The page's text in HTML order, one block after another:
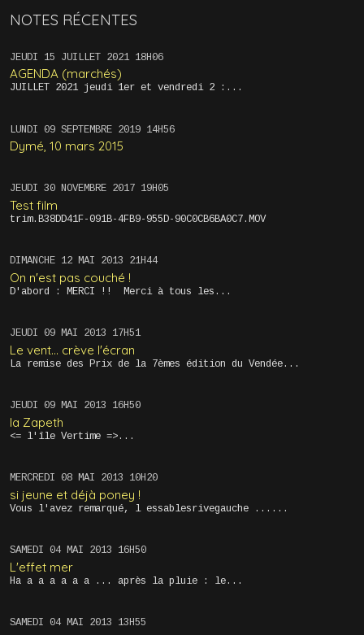
NOTES RÉCENTES
JEUDI 15 JUILLET 2021 18H06
AGENDA (marchés)
JUILLET 2021 jeudi 1er et vendredi 2 :...
LUNDI 09 SEPTEMBRE 2019 14H56
Dymé, 10 mars 2015
JEUDI 30 NOVEMBRE 2017 19H05
Test film
trim.B38DD41F-091B-4FB9-955D-90C0CB6BA0C7.MOV
DIMANCHE 12 MAI 2013 21H44
On n'est pas couché !
D'abord : MERCI !! Merci à tous les...
JEUDI 09 MAI 2013 17H51
Le vent... crève l'écran
La remise des Prix de la 7èmes édition du Vendée...
JEUDI 09 MAI 2013 16H50
la Zapeth
<= l'île Vertime =>...
MERCREDI 08 MAI 2013 10H20
si jeune et déjà poney !
Vous l'avez remarqué, l essablesrivegauche ......
SAMEDI 04 MAI 2013 16H50
L'effet mer
Ha a a a a a a ... après la pluie : le...
SAMEDI 04 MAI 2013 13H55